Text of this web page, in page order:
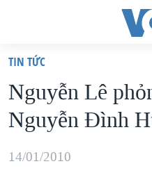
truy
cập
Tới
dung
VIỆT NAM
HOA KỲ
BIỂN ĐÔNG
TIN TỨC
Nguyễn Lê
Nguyễn Ðình
14/01/2010